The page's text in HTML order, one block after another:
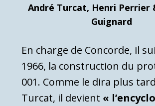
André Turcat, Henri Perrier
Guignard
En charge de Concorde, il
1966, la construction du
001. Comme le dira plus
Turcat, il devient «